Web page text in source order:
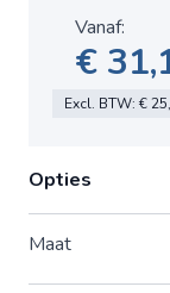
Vanaf:
€
Excl. BTW: €
Opties
Maat